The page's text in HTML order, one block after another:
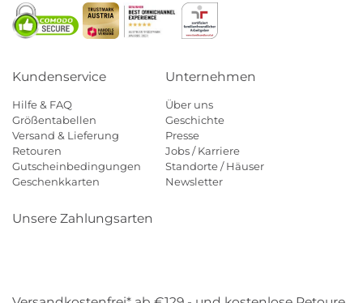
Kundenservice
Hilfe & FAQ
Größentabellen
Versand & Lieferung
Retouren
Gutscheinbedingungen
Geschenkkarten
Unternehmen
Über uns
Geschichte
Presse
Jobs / Karriere
Standorte / Häuser
Newsletter
Unsere Zahlungsarten